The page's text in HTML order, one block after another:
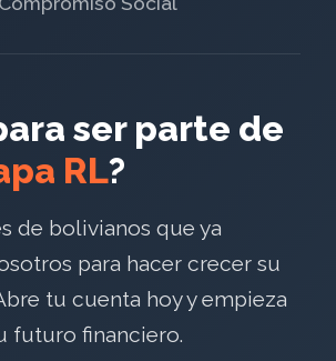
ser parte de
RL?
de bolivianos que ya
para hacer crecer su
tu cuenta hoy y empieza
futuro financiero.